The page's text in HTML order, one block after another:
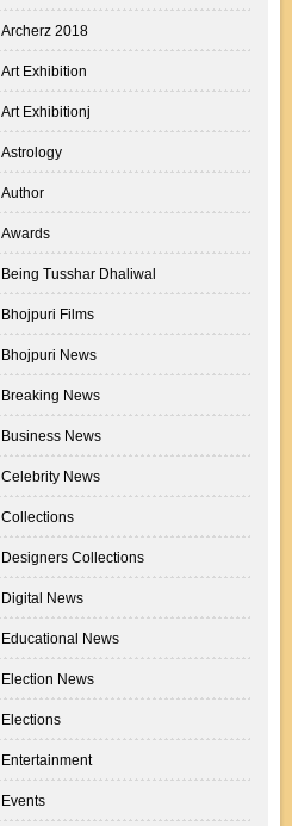
Archerz 2018
Art Exhibition
Art Exhibitionj
Astrology
Author
Awards
Being Tusshar Dhaliwal
Bhojpuri Films
Bhojpuri News
Breaking News
Business News
Celebrity News
Collections
Designers Collections
Digital News
Educational News
Election News
Elections
Entertainment
Events